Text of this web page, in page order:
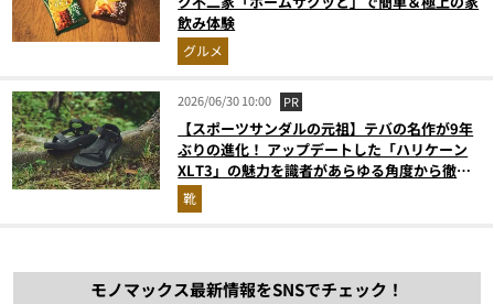
飲み体験
グルメ
2026/06/30 10:00 PR
【スポーツサンダルの元祖】テバの名作が9年
ぶりの進化！ アップデートした「ハリケーン
XLT3」の魅力を識者があらゆる角度から徹底
解説！
靴
モノマックス最新情報をSNSでチェック！